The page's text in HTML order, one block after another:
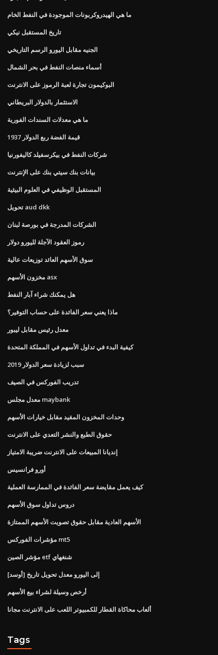
ما هي الهيدروكربونات الموجودة في النفط الخام
تاريخ المستقبل نيكي
الجنيه مقابل اليورو الرسم التاريخي
أسماء منصات النفط في بحر الشمال
البوكيمون تجارة لعبة الرموز على الانترنت
الاستثمار بالدولار البريطاني
ما هي معدلات السندات الفورية
1937 قيمة الفضة ربع الدولار
شركات النفط في بيكرسفيلد كاليفورنيا
بيانات بنك سيتي بنك على الإنترنت
المستقبل الوظيفي في العلوم البيئية
تحويل aud dkk
الشركات المدرجة في بورصة لبنان
رموز العقود الآجلة لليورو دولار
سوق الأسهم العائد توزيعات عالية
مخزون الأسهم asx
هل يمكنك شراء آبار النفط
ماذا يعني سعر الفائدة على حساب التوفير؟
معدل رئيس مقابل ليبور
كيفية البدء في تداول الأسهم في المملكة المتحدة
سبب لزيادة سعر الدولار 2019
تدريب الفوركس في الصيف
معدل مجلس maybank
وحدات المخزون المقيد مقابل خيارات الأسهم
حقوق الطبع والنشر التعدي على الانترنت
إنديانا المبيعات على الانترنت ضريبة الامتياز
أورو فرانسيس
كيف يعمل مقايضة سعر الفائدة في الممارسة العملية
دروس تداول سوق الأسهم
الأسهم العادية مقابل حقوق تصويت الأسهم الممتازة
مؤشرات الفوركس mt5
مؤشر الصين etf شنغهاي
[أوسد] إلى اليورو معدل تحويل تاريخ
أرخص وسيلة لشراء بيع الأسهم
ألعاب محاكاة القطار للكمبيوتر اللعب على الانترنت مجانا
Tags